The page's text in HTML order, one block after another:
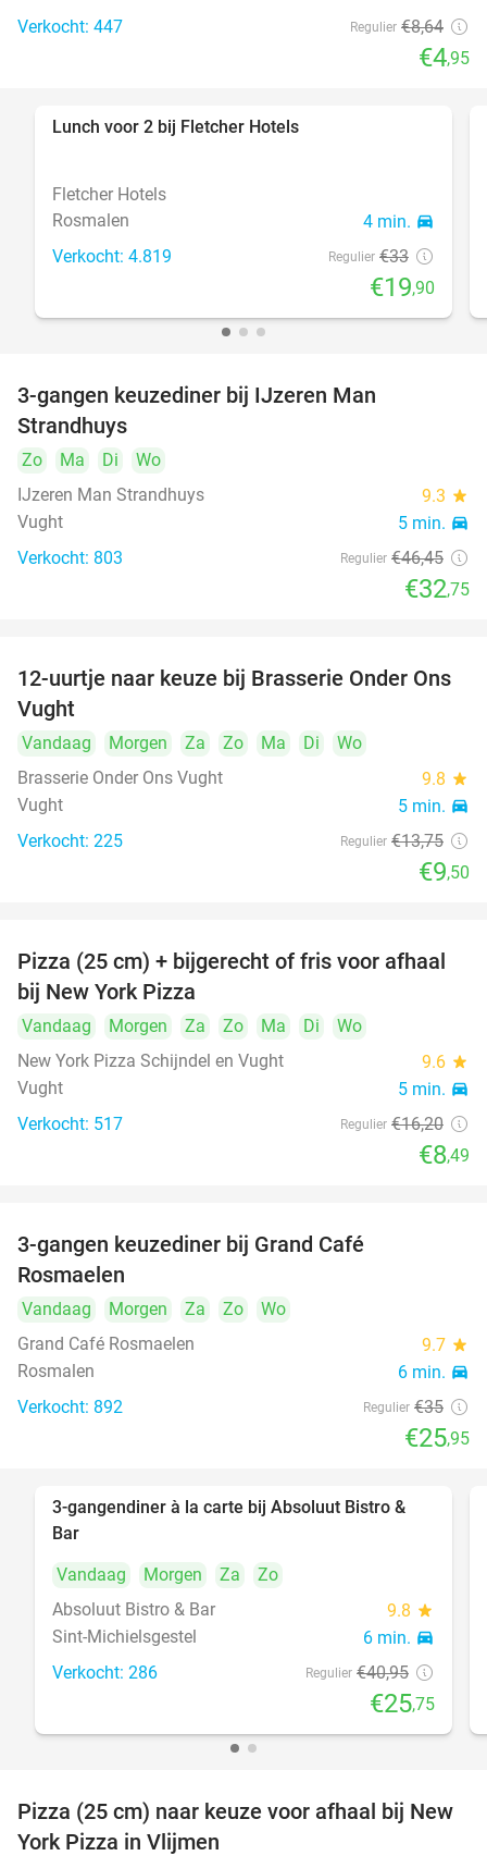
Verkocht: 447 Regulier €8,64
€4,95
Lunch voor 2 bij Fletcher Hotels
Fletcher Hotels
Rosmalen
4 min. directions_car
Verkocht: 4.819 Regulier €33
€19,90
3-gangen keuzediner bij IJzeren Man
Strandhuys
Zo Ma Di
Wo
IJzeren Man Strandhuys
9.3 star
Vught 5 min. directions_car
Verkocht: 803 Regulier €46,45
€32,75
31%
12-uurtje naar keuze bij Brasserie Onder Ons
Vught
Vandaag Morgen Za Zo Ma Di
Wo
Brasserie Onder Ons Vught
9.8 star
Vught 5 min. directions_car
Verkocht: 225 Regulier €13,75
€9,50
48%
Pizza (25 cm) + bijgerecht of fris voor afhaal
bij New York Pizza
Vandaag Morgen Za Zo Ma Di
Wo
New York Pizza Schijndel en Vught
9.6 star
Vught 5 min. directions_car
Verkocht: 517 Regulier €16,20
€8,49
3-gangen keuzediner bij Grand Café
Rosmaelen
Vandaag Morgen Za Zo
Wo
Grand Café Rosmaelen
9.7 star
Rosmalen 6 min. directions_car
Verkocht: 892 Regulier €35
€25,95
37%
3-gangendiner à la carte bij Absoluut Bistro &
Bar
Vandaag
Morgen Za
Zo
Absoluut Bistro & Bar
9.8 star
Sint-Michielsgestel 6 min. directions_car
Verkocht: 286 Regulier €40,95
€25,75
55%
Pizza (25 cm) naar keuze voor afhaal bij New
York Pizza in Vlijmen